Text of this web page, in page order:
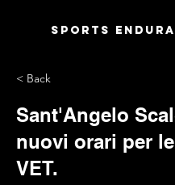
Sports
< Back
Sant'Angelo
nuovi orari per
VET.